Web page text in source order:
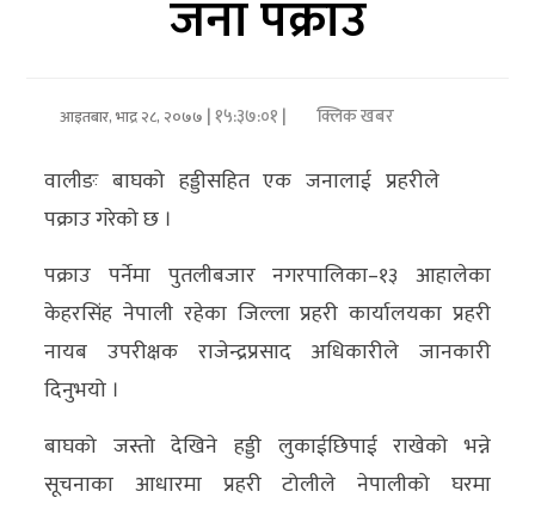
अन्तर्राष्ट्रिय
अर्थ/
वाणिज्य
मनाेरञ्जन
विज्ञान
प्रविधि
विचार/
जना पक्राउ
आइतबार, भाद्र २८, २०७७ | १५:३७:०१ | क्लिक खबर
वालीङः बाघको हड्डीसहित एक जनालाई प्रहरीले
पक्राउ गरेको छ ।
पक्राउ पर्नेमा पुतलीबजार नगरपालिका–१३ आहालेका
केहरसिंह नेपाली रहेका जिल्ला प्रहरी कार्यालयका प्रहरी
नायब उपरीक्षक राजेन्द्रप्रसाद अधिकारीले जानकारी
दिनुभयो ।
बाघको जस्तो देखिने हड्डी लुकाईछिपाई राखेको भन्ने
सूचनाका आधारमा प्रहरी टोलीले नेपालीको घरमा